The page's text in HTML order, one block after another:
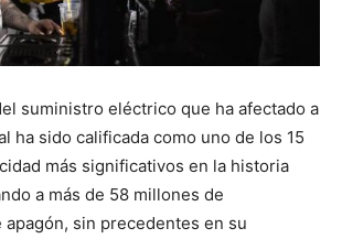
suministro eléctrico que ha afectado a
ha sido calificada como uno de los 15
más significativos en la historia
a más de 58 millones de
apagón, sin precedentes en su